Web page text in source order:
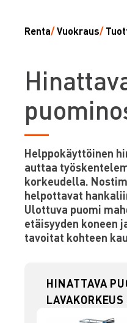
Renta/Vuokraus/
H
Helppokäyttöinen
auttaa
korkeudella.
helpottavat
Ulottuva puomi
etäisyyden koneen
tavoitat kohteen
HINATTAVA